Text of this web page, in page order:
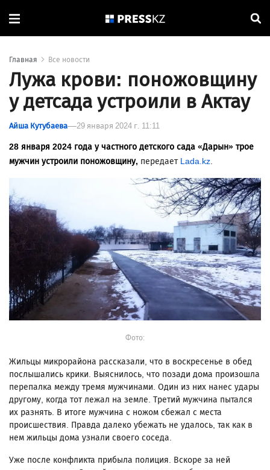
Главная Все новости
Лужа крови: поножовщину
у детсада устроили в Актау
Айша Кутубаева 29 января 2024 г. 11:11
28 января 2024 года у частного детского сада «Дарын» трое
мужчин устроили поножовщину, передает Lada.kz.
Фото:
Жильцы микрорайона рассказали, что в воскресенье в обед
послышались крики. Выяснилось, что позади дома произошла
перепалка между тремя мужчинами. Один из них нанес удары
другому, когда тот лежал на земле. Третий мужчина пытался
их разнять. В итоге мужчина с ножом сбежал с места
происшествия. Правда далеко убежать не удалось, так как в
нем жильцы дома узнали своего соседа.
Уже после конфликта прибыла полиция. Вскоре за ней